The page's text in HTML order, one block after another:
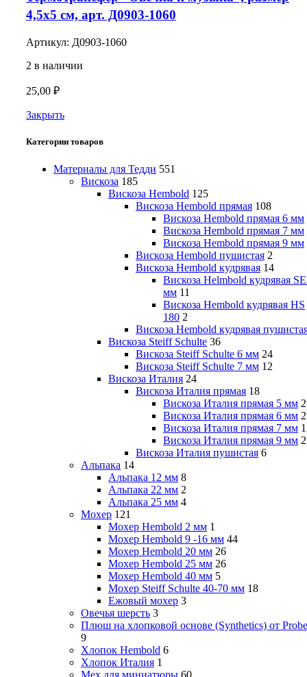
4,5х5 см, арт. Д0903-1060
Артикул: Д0903-1060
2 в наличии
25,00 ₽
Закрыть
Категории товаров
Материалы для Тедди 551
Вискоза 185
Вискоза Hembold 125
Вискоза Hembold прямая 108
Вискоза Hembold прямая 6 мм
Вискоза Hembold прямая 7 мм
Вискоза Hembold прямая 9 мм
Вискоза Hembold пушистая 2
Вискоза Hembold кудрявая 14
Вискоза Helmbold кудрявая
мм 11
Вискоза Hembold кудрявая HS
180 2
Вискоза Hembold кудрявая
Вискоза Steiff Schulte 36
Вискоза Steiff Schulte 6 мм 24
Вискоза Steiff Schulte 7 мм 12
Вискоза Италия 24
Вискоза Италия прямая 18
Вискоза Италия прямая 5 мм 2
Вискоза Италия прямая 6 мм 2
Вискоза Италия прямая 7 мм
Вискоза Италия прямая 9 мм 2
Вискоза Италия пушистая 6
Альпака 14
Альпака 12 мм 8
Альпака 22 мм 2
Альпака 25 мм 4
Мохер 121
Мохер Hembold 2 мм 1
Мохер Hembold 9 -16 мм 44
Мохер Hembold 20 мм 26
Мохер Hembold 25 мм 26
Мохер Hembold 40 мм 5
Мохер Steiff Schulte 40-70 мм 18
Ежовый мохер 3
Овечья шерсть 3
Плюш на хлопковой основе (Synthetics) от
9
Хлопок Hembold 6
Хлопок Италия 1
Мех для миниатюры 60